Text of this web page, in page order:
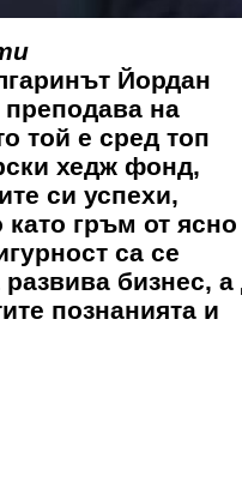
Йордан
на
той е сред топ
хедж фонд,
си успехи,
гръм от ясно
са се
бизнес, а
познанията и